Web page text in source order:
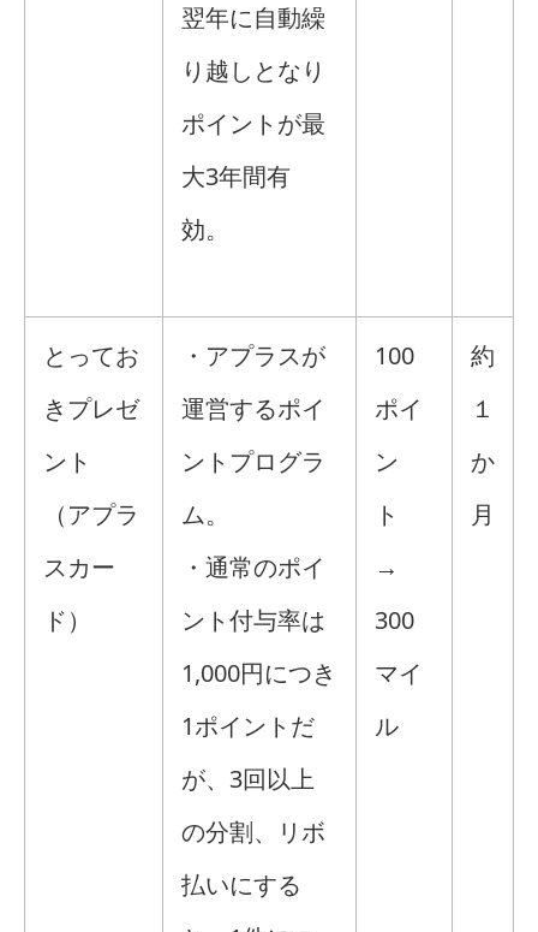
翌年に自動繰
り越しとなり
ポイントが最
大3年間有
効。
とってお
きプレゼ
ント
（アプラ
スカー
ド）
・アプラスが
運営するポイ
ントプログラ
ム。
・通常のポイ
ント付与率は
1,000円につき
1ポイントだ
が、3回以上
の分割、リボ
払いにする
100
ポイ
ン
ト
→
300
マイ
ル
約
１
か
月